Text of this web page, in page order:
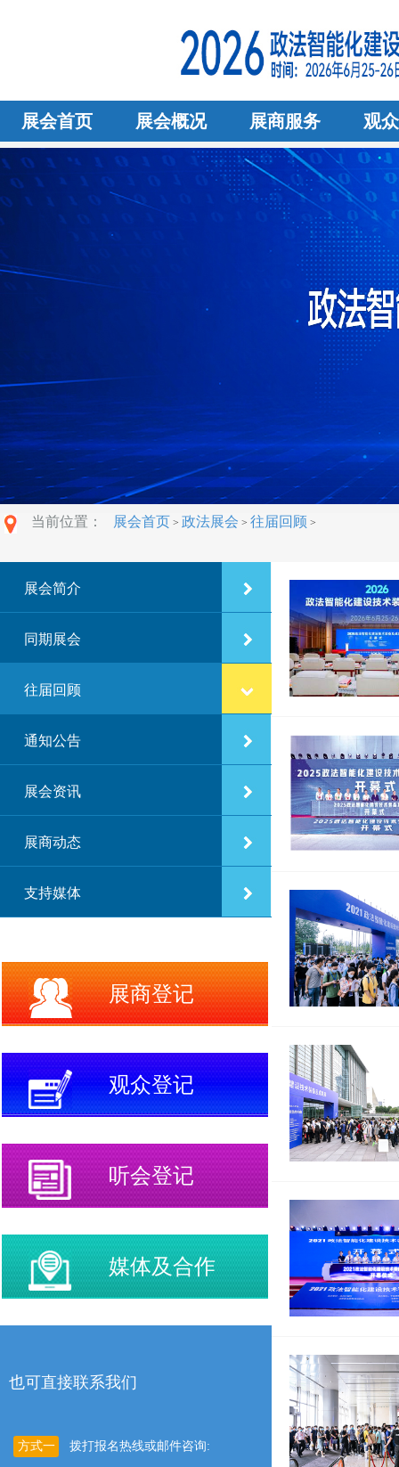
展会首页 展会概况 展商服务 观
当前位置： 展会首页 > 政法展会 > 往届回顾 >
展会简介
同期展会
往届回顾
通知公告
展会资讯
展商动态
支持媒体
展商登记
观众登记
听会登记
媒体及合作
也可直接联系我们
方式一 拨打报名热线或邮件咨询: